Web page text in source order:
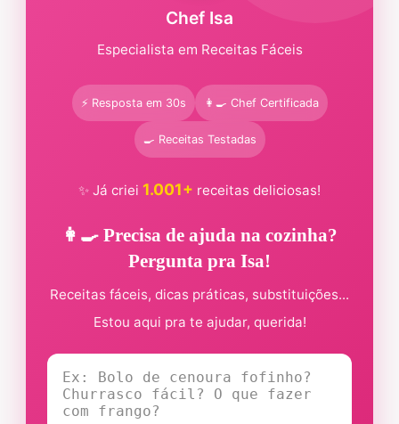
Chef Isa
Especialista em Receitas Fáceis
⚡ Resposta em 30s 👩‍🍳 Chef Certificada
🍳 Receitas Testadas
✨ Já criei 1.001+ receitas deliciosas!
👩‍🍳 Precisa de ajuda na cozinha?
Pergunta pra Isa!
Receitas fáceis, dicas práticas, substituições...
Estou aqui pra te ajudar, querida!